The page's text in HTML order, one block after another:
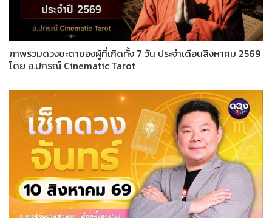
ภาพรวมดวงชะตาของผู้ที่เกิดทั้ง 7 วัน ประจำเดือนสิงหาคม 2569
โดย อ.ปกรณ์ Cinematic Tarot